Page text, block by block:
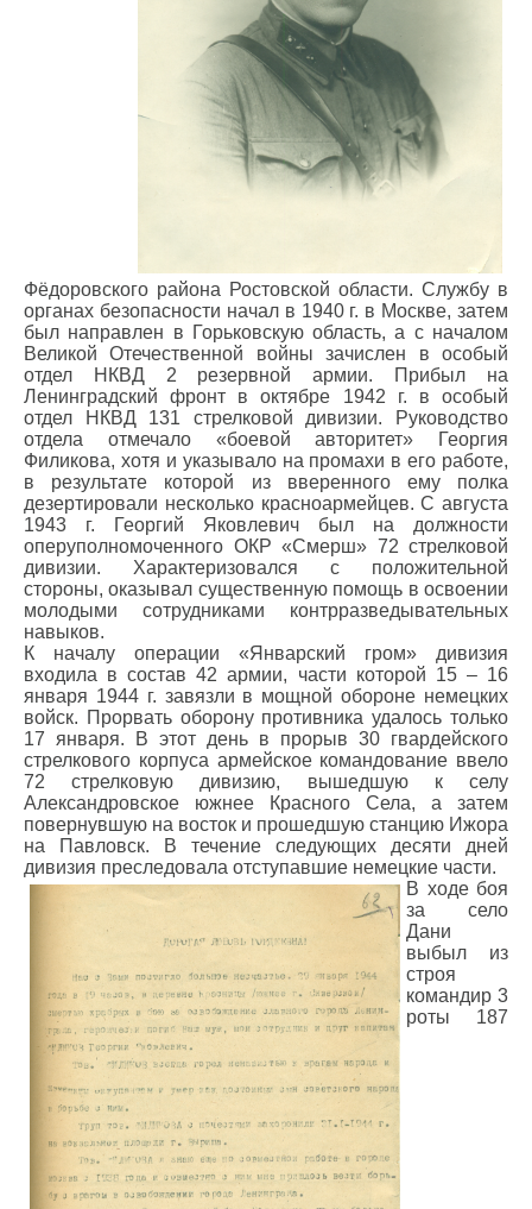
Фёдоровского района Ростовской области. Службу в
органах безопасности начал в 1940 г. в Москве, затем
был направлен в Горьковскую область, а с началом
Великой Отечественной войны зачислен в особый
отдел НКВД 2 резервной армии. Прибыл на
Ленинградский фронт в октябре 1942 г. в особый
отдел НКВД 131 стрелковой дивизии. Руководство
отдела отмечало «боевой авторитет» Георгия
Филикова, хотя и указывало на промахи в его работе,
в результате которой из вверенного ему полка
дезертировали несколько красноармейцев. С августа
1943 г. Георгий Яковлевич был на должности
оперуполномоченного ОКР «Смерш» 72 стрелковой
дивизии. Характеризовался с положительной
стороны, оказывал существенную помощь в освоении
молодыми сотрудниками контрразведывательных
навыков.
К началу операции «Январский гром» дивизия
входила в состав 42 армии, части которой 15 – 16
января 1944 г. завязли в мощной обороне немецких
войск. Прорвать оборону противника удалось только
17 января. В этот день в прорыв 30 гвардейского
стрелкового корпуса армейское командование ввело
72 стрелковую дивизию, вышедшую к селу
Александровское южнее Красного Села, а затем
повернувшую на восток и прошедшую станцию Ижора
на Павловск. В течение следующих десяти дней
дивизия преследовала отступавшие немецкие части.
В ходе боя
за село
Дани
выбыл из
строя
командир 3
роты 187